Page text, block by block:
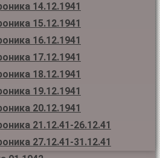
14.12.1941
15.12.1941
16.12.1941
17.12.1941
18.12.1941
19.12.1941
20.12.1941
21.12.41-26.12.41
27.12.41-31.12.41